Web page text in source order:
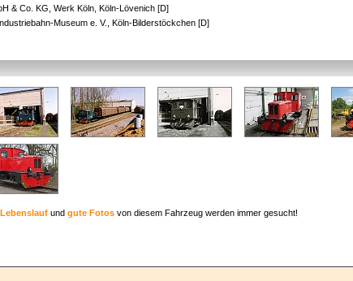
& Co. KG, Werk Köln, Köln-Lövenich [D]
Museum e. V., Köln-Bilderstöckchen [D]
und gute Fotosvon diesem Fahrzeug werden immer gesucht!